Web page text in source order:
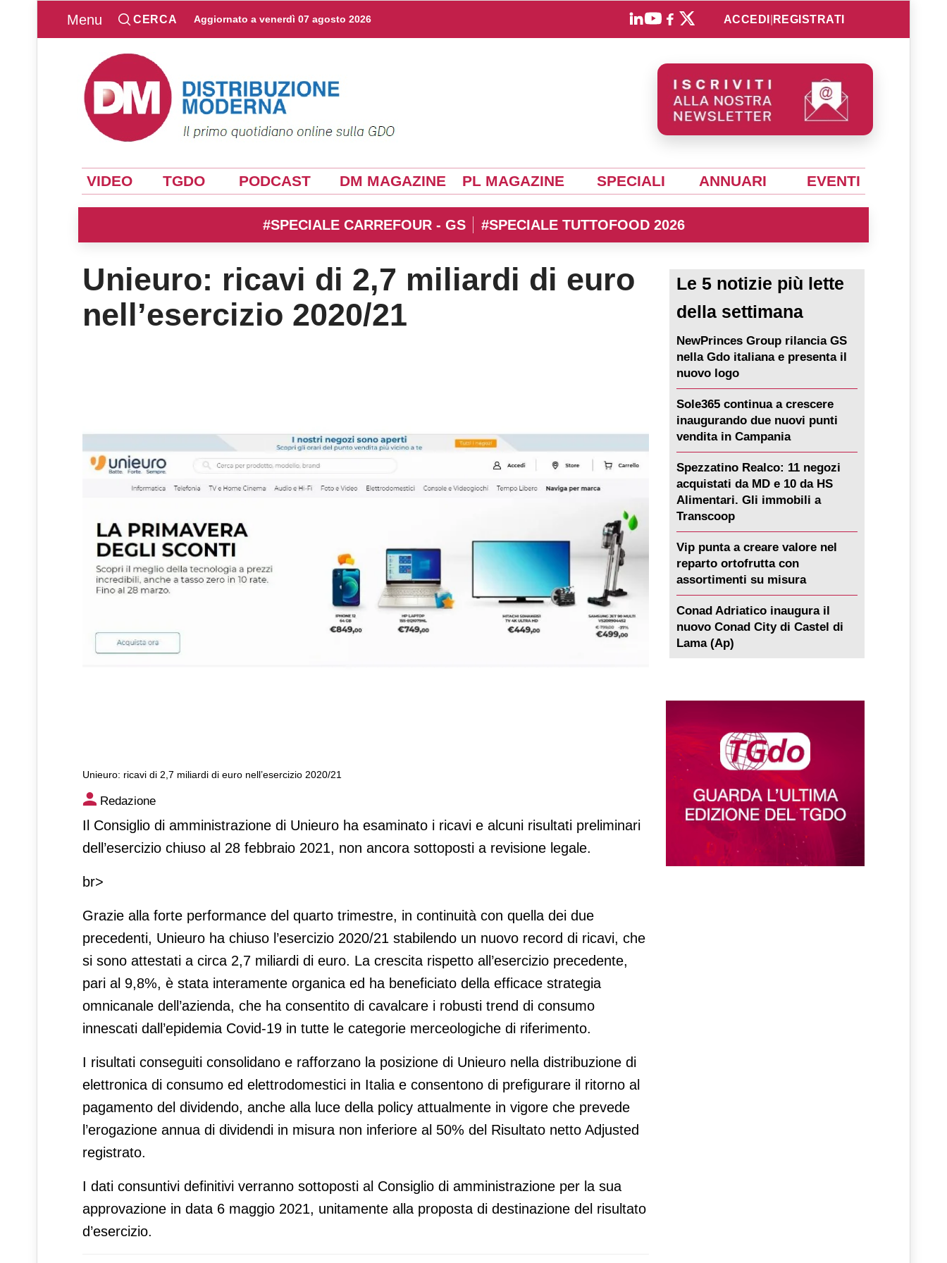
Menu CERCA Aggiornato a venerdì 07 agosto 2026 ACCEDI REGISTRATI
VIDEO TGDO PODCAST DM MAGAZINE PL MAGAZINE SPECIALI ANNUARI EVENTI
#SPECIALE CARREFOUR - GS #SPECIALE TUTTOFOOD 2026
Unieuro: ricavi di 2,7 miliardi di euro
nell’esercizio 2020/21
Unieuro: ricavi di 2,7 miliardi di euro nell’esercizio 2020/21
Unieuro: ricavi di 2,7 miliardi di euro nell’esercizio 2020/21
Redazione
Il Consiglio di amministrazione di Unieuro ha esaminato i ricavi e alcuni risultati preliminari
dell’esercizio chiuso al 28 febbraio 2021, non ancora sottoposti a revisione legale.
br>
Grazie alla forte performance del quarto trimestre, in continuità con quella dei due
precedenti, Unieuro ha chiuso l’esercizio 2020/21 stabilendo un nuovo record di ricavi, che
si sono attestati a circa 2,7 miliardi di euro. La crescita rispetto all’esercizio precedente,
pari al 9,8%, è stata interamente organica ed ha beneficiato della efficace strategia
omnicanale dell’azienda, che ha consentito di cavalcare i robusti trend di consumo
innescati dall’epidemia Covid-19 in tutte le categorie merceologiche di riferimento.
I risultati conseguiti consolidano e rafforzano la posizione di Unieuro nella distribuzione di
elettronica di consumo ed elettrodomestici in Italia e consentono di prefigurare il ritorno al
pagamento del dividendo, anche alla luce della policy attualmente in vigore che prevede
l’erogazione annua di dividendi in misura non inferiore al 50% del Risultato netto Adjusted
registrato.
I dati consuntivi definitivi verranno sottoposti al Consiglio di amministrazione per la sua
approvazione in data 6 maggio 2021, unitamente alla proposta di destinazione del risultato
d’esercizio.
Le 5 notizie più lette
della settimana
NewPrinces Group rilancia GS
nella Gdo italiana e presenta il
nuovo logo
Sole365 continua a crescere
inaugurando due nuovi punti
vendita in Campania
Spezzatino Realco: 11 negozi
acquistati da MD e 10 da HS
Alimentari. Gli immobili a
Transcoop
Vip punta a creare valore nel
reparto ortofrutta con
assortimenti su misura
Conad Adriatico inaugura il
nuovo Conad City di Castel di
Lama (Ap)